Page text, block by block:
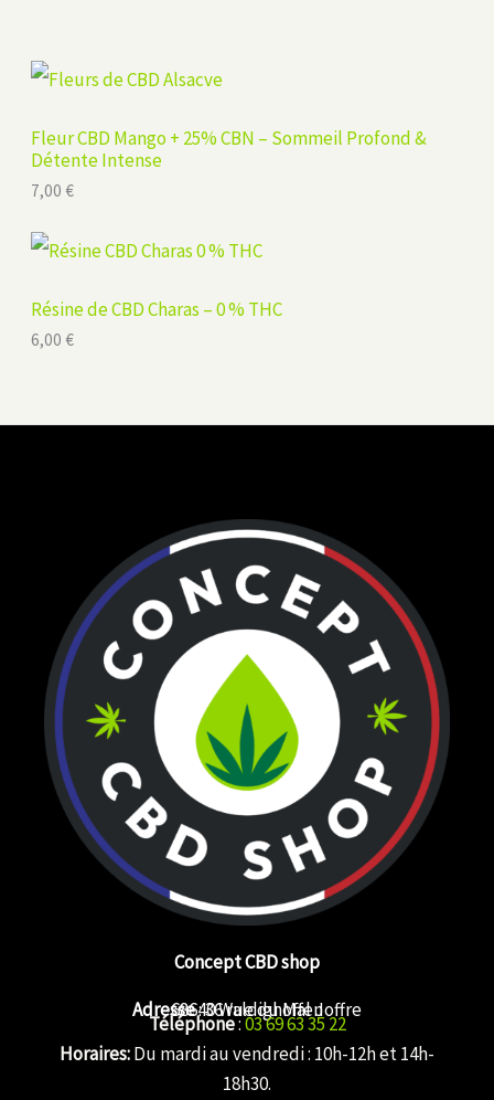
Fleur CBD Mango + 25% CBN – Sommeil Profond &
Détente Intense
7,00 €
Résine de CBD Charas – 0 % THC
6,00 €
Concept CBD shop
Adresse: 36 rue du Mal Joffre
68640 Waldighoffen
Téléphone:03 69 63 35 22
Horaires:Du mardi au vendredi : 10h-12h et 14h-
18h30.